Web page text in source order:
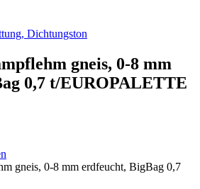
Dichtungston
gneis, 0-8 mm
0,7 t/EUROPALETTE